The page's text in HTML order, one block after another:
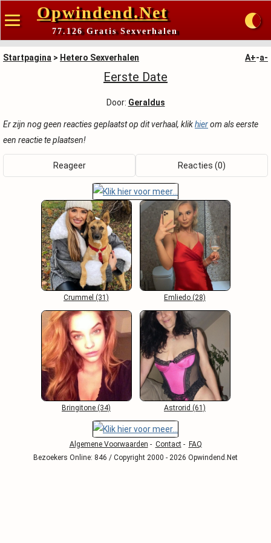
Opwindend.Net
77.126 Gratis Sexverhalen
Startpagina > Hetero Sexverhalen A+-a-
Eerste Date
Door: Geraldus
Er zijn nog geen reacties geplaatst op dit verhaal, klikhierom als eerste
een reactie te plaatsen!
Reageer Reacties (0)
Crummel (31) Emliedo (28)
Bringitone (34) Astrorid (61)
Algemene Voorwaarden - Contact- FAQ
Bezoekers Online: 846 / Copyright 2000 - 2026 Opwindend.Net